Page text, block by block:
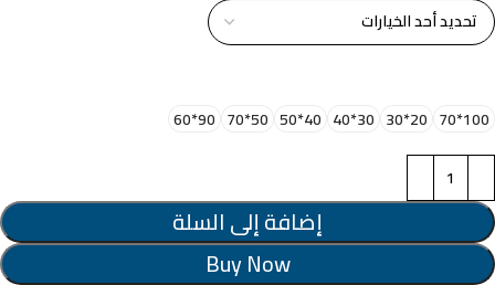
100*70
20*30
30*40
40*50
50*70
90*60
إضافة إلى السلة
Buy Now